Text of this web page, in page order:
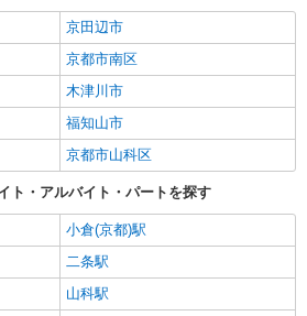
京田辺市
京都市南区
木津川市
福知山市
京都市山科区
ト・アルバイト・パートを探す
小倉(京都)駅
二条駅
山科駅